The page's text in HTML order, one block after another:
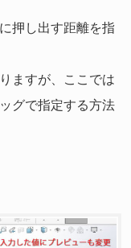
押し出す距離を指
ますが、ここでは
グで指定する方法